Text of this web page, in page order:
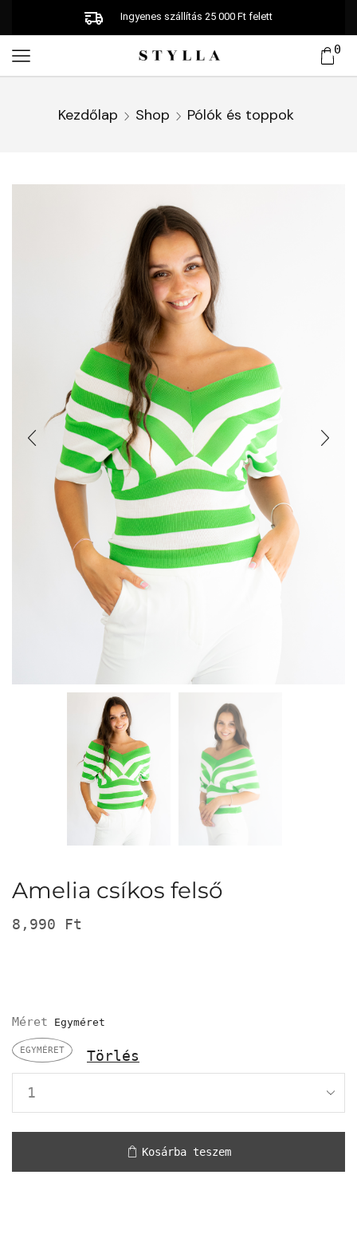
Ingyenes szállítás 25 000 Ft felett
0
Kezdőlap Shop Pólók és toppok
Amelia csíkos felső
8,990 Ft
Méret
EGYMÉRET Törlés
Kosárba teszem